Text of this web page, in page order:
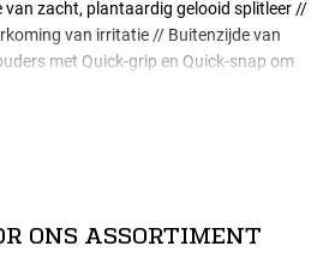
van zacht, plantaardig gelooid splitleer //
van irritatie // Buitenzijde van
met Quick-grip en Quick-snap om
nylon riem // Metalen gesp // S - lengte
ONS ASSORTIMENT